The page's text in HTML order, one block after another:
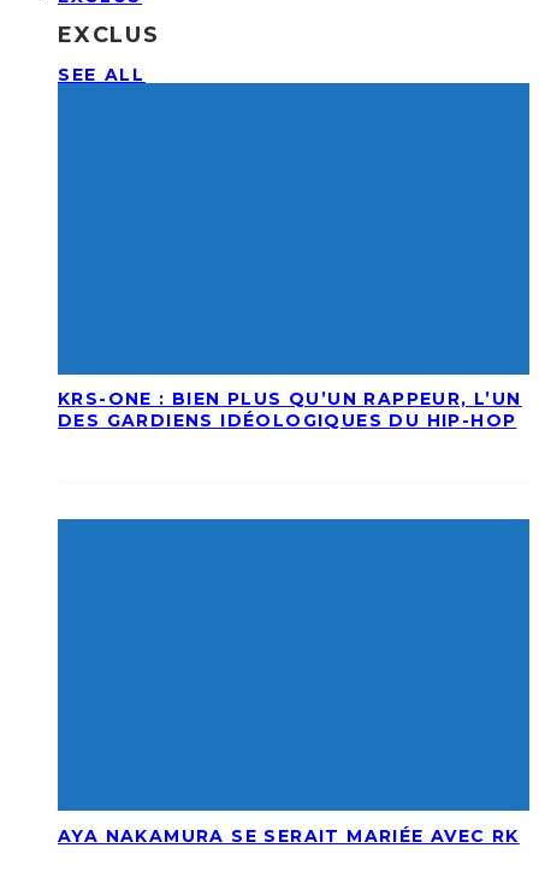
EXCLUS
SEE ALL
KRS-ONE : BIEN PLUS QU’UN RAPPEUR, L’UN
DES GARDIENS IDÉOLOGIQUES DU HIP-HOP
AYA NAKAMURA SE SERAIT MARIÉE AVEC RK